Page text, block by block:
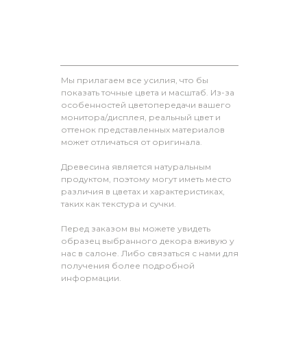
Мы прилагаем все усилия, что бы
показать точные цвета и масштаб. Из-за
особенностей цветопередачи вашего
монитора/дисплея, реальный цвет и
оттенок представленных материалов
может отличаться от оригинала.
Древесина является натуральным
продуктом, поэтому могут иметь место
различия в цветах и характеристиках,
таких как текстура и сучки.
Перед заказом вы можете увидеть
образец выбранного декора вживую у
нас в салоне. Либо связаться с нами для
получения более подробной
информации.